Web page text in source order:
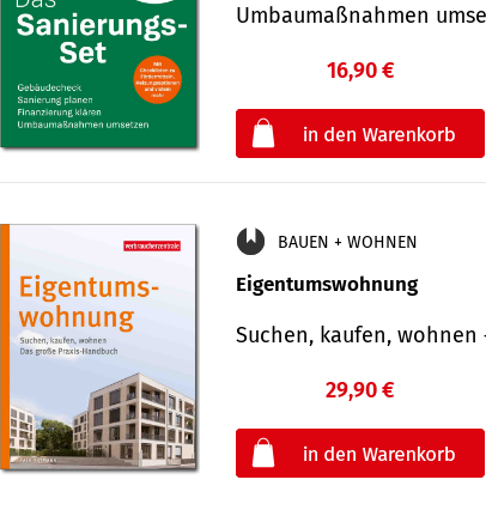
Umbaumaßnahmen
16,90 €
BAUEN + WOHNEN
Eigentumswohnung
Suchen, kaufen, wohnen
29,90 €